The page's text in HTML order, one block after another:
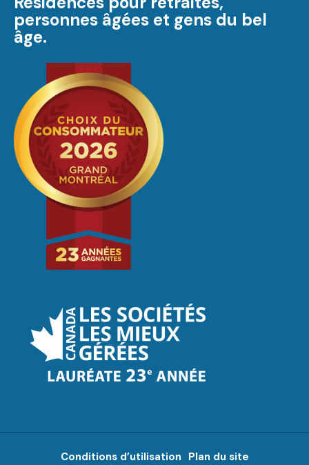
personnes âgées et gens du bel
âge.
Conditions d’utilisation Plan du site